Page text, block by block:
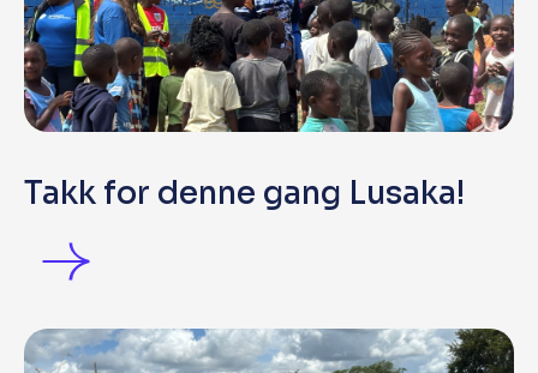
Takk for denne gang Lusaka!